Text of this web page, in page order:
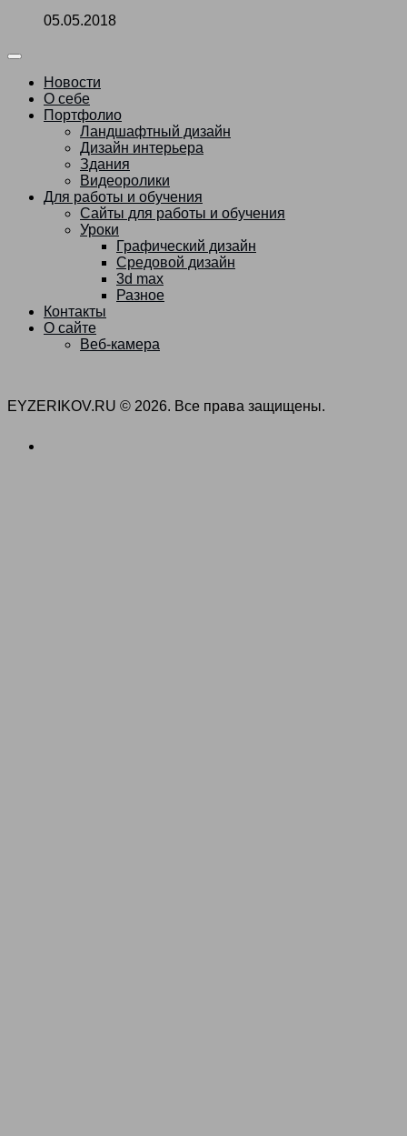
05.05.2018
Новости
О себе
Портфолио
Ландшафтный дизайн
Дизайн интерьера
Здания
Видеоролики
Для работы и обучения
Сайты для работы и обучения
Уроки
Графический дизайн
Средовой дизайн
3d max
Разное
Контакты
О сайте
Веб-камера
EYZERIKOV.RU © 2026. Все права защищены.